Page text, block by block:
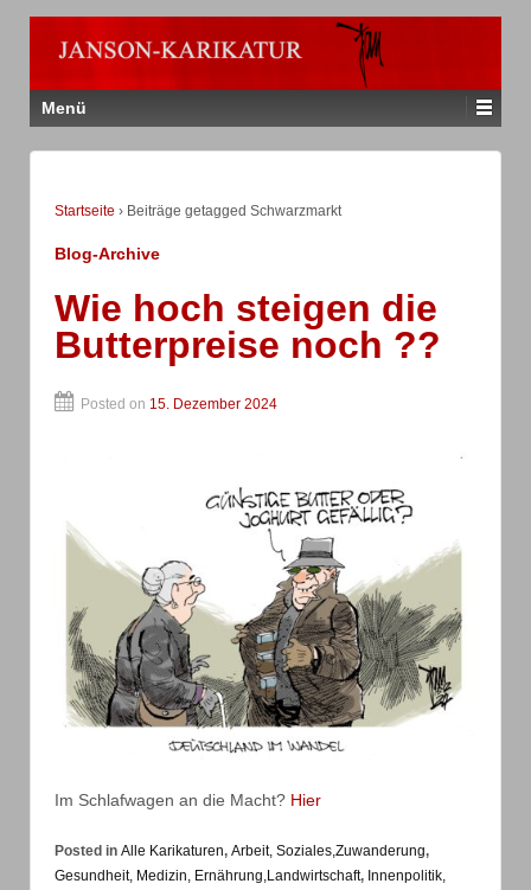
Menü
Startseite › Beiträge getagged Schwarzmarkt
Blog-Archive
Wie hoch steigen die
Butterpreise noch ??
Posted on 15. Dezember 2024
Im Schlafwagen an die Macht? Hier
Posted in Alle Karikaturen, Arbeit, Soziales,Zuwanderung,
Gesundheit, Medizin, Ernährung,Landwirtschaft, Innenpolitik,